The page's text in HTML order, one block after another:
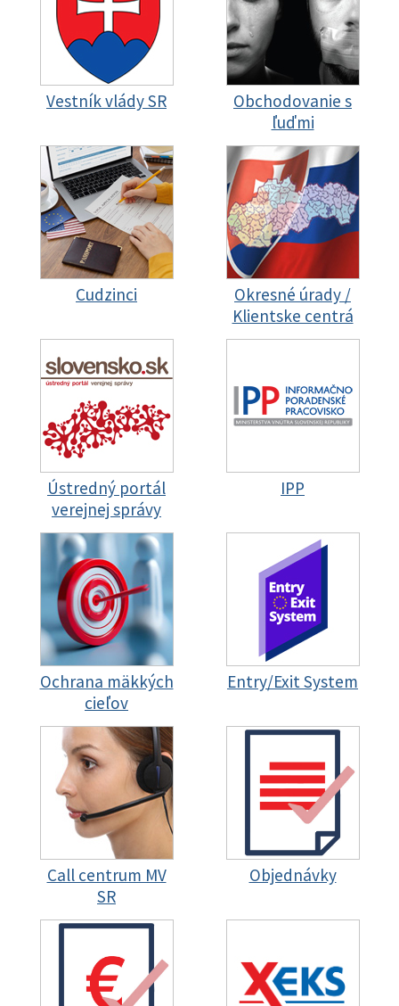
Vestník vlády SR
Obchodovanie s
ľuďmi
Cudzinci
Okresné úrady /
Klientske centrá
Ústredný portál
verejnej správy
IPP
Ochrana mäkkých
cieľov
Entry/Exit System
Call centrum MV
SR
Objednávky